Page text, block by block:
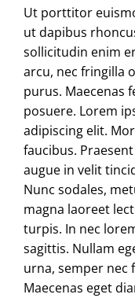
Ut porttitor
ut dapibus
sollicitudin enim
arcu, nec fringilla
purus. Maecenas
posuere. Lorem
adipiscing elit.
faucibus.
augue in velit
Nunc sodales,
magna laoreet
turpis. In nec
sagittis. Nullam
urna, semper nec
Maecenas eget